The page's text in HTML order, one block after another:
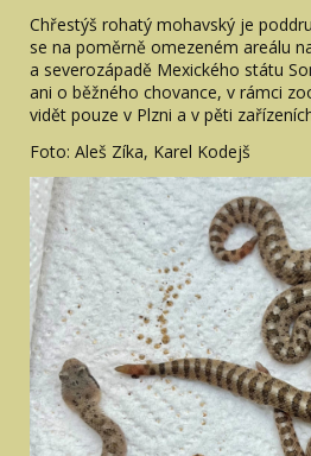
Chřestýš rohatý mohavský je
se na poměrně omezeném areálu
a severozápadě Mexického státu
ani o běžného chovance, v rámci
vidět pouze v Plzni a v pěti
Foto: Aleš Zíka, Karel Kodejš